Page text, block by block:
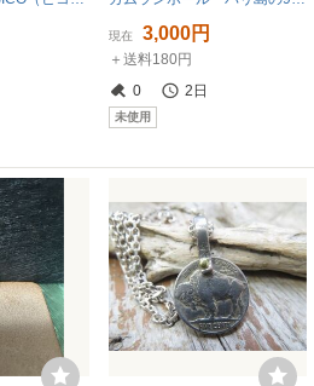
現在 3,000円
＋送料180円
0
2日
未使用